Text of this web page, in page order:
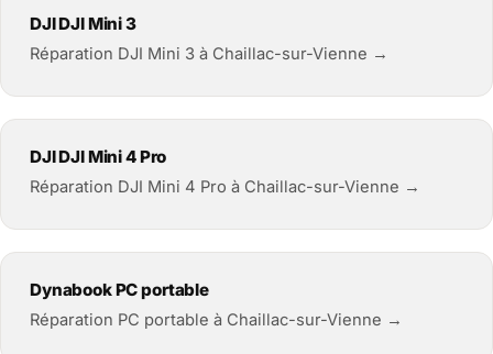
DJI DJI Mini 3
Réparation DJI Mini 3 à Chaillac-sur-Vienne →
DJI DJI Mini 4 Pro
Réparation DJI Mini 4 Pro à Chaillac-sur-Vienne →
Dynabook PC portable
Réparation PC portable à Chaillac-sur-Vienne →